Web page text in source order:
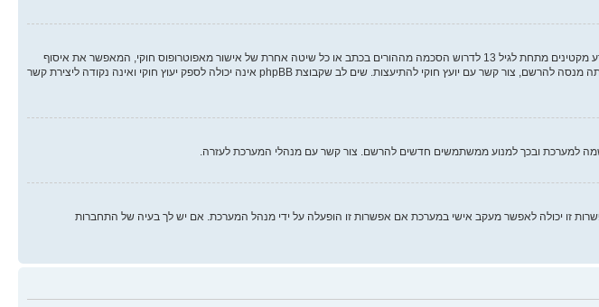
COPPA, או החוק לפרטיות והגנה המקוונת של הילד של 1998, הוא חוק בארצות הברית הדורש מאתרים ברשת אשר יכולים לאסוף מידע מקטינים מתחת לגיל 13 לדרוש הסכמה מההורים בכתב או כל שיטה אחרת של אישור מאפוטרופוס חוקי, המאפשר את איסוף
פרטי הזיהוי האישיים מקטין מתחת לגיל 14 13. אם אינך בטוח אם חוק זה חל לגביך בתור מישהו המנסה להרשם או לאתר אשר אליו אתה מנסה להרשם, צור קשר עם יועץ חוקי להתיעצות. שים לב שקבוצת phpBB אינה יכולה לספק יעוץ חוקי ואינה נקודה ליצירת קשר
זו יכולה לאפשר מעקב אישי במערכת אם אפשרות זו הופעלה על ידי מנהל המערכת. אם יש לך בעיה של התחברות